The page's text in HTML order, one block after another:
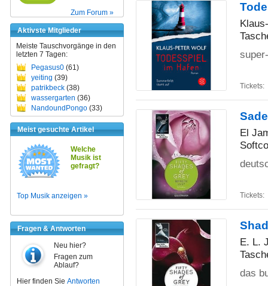
Zum Forum »
Aktivste Mitglieder
Meiste Tauschvorgänge in den
letzten 7 Tagen:
Pegasus0 (61)
yeiting (39)
patrikbeck (38)
wassergarten (36)
NandoundPongo (33)
Meist gesuchte Artikel
Welche
Musik ist
gefragt?
Top Musik anzeigen »
Fragen & Antworten
Neu hier?
Fragen zum
Ablauf?
Hier finden Sie Antworten
Tickets:
El
Tickets:
E. L.
das